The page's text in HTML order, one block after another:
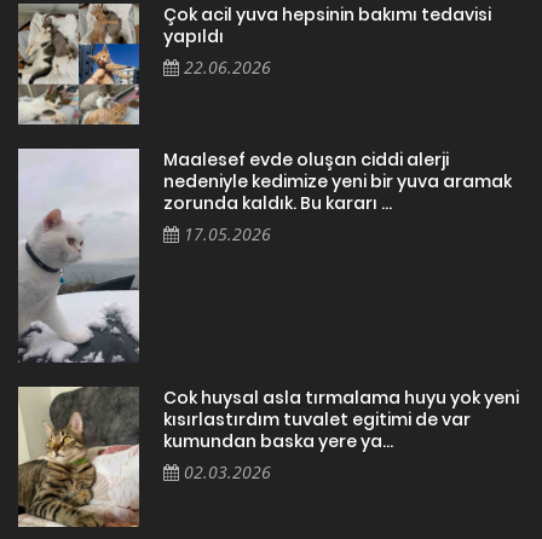
Çok acil yuva hepsinin bakımı tedavisi
yapıldı
22.06.2026
Maalesef evde oluşan ciddi alerji
nedeniyle kedimize yeni bir yuva aramak
zorunda kaldık. Bu kararı ...
17.05.2026
Cok huysal asla tırmalama huyu yok yeni
kısırlastırdım tuvalet egitimi de var
kumundan baska yere ya...
02.03.2026